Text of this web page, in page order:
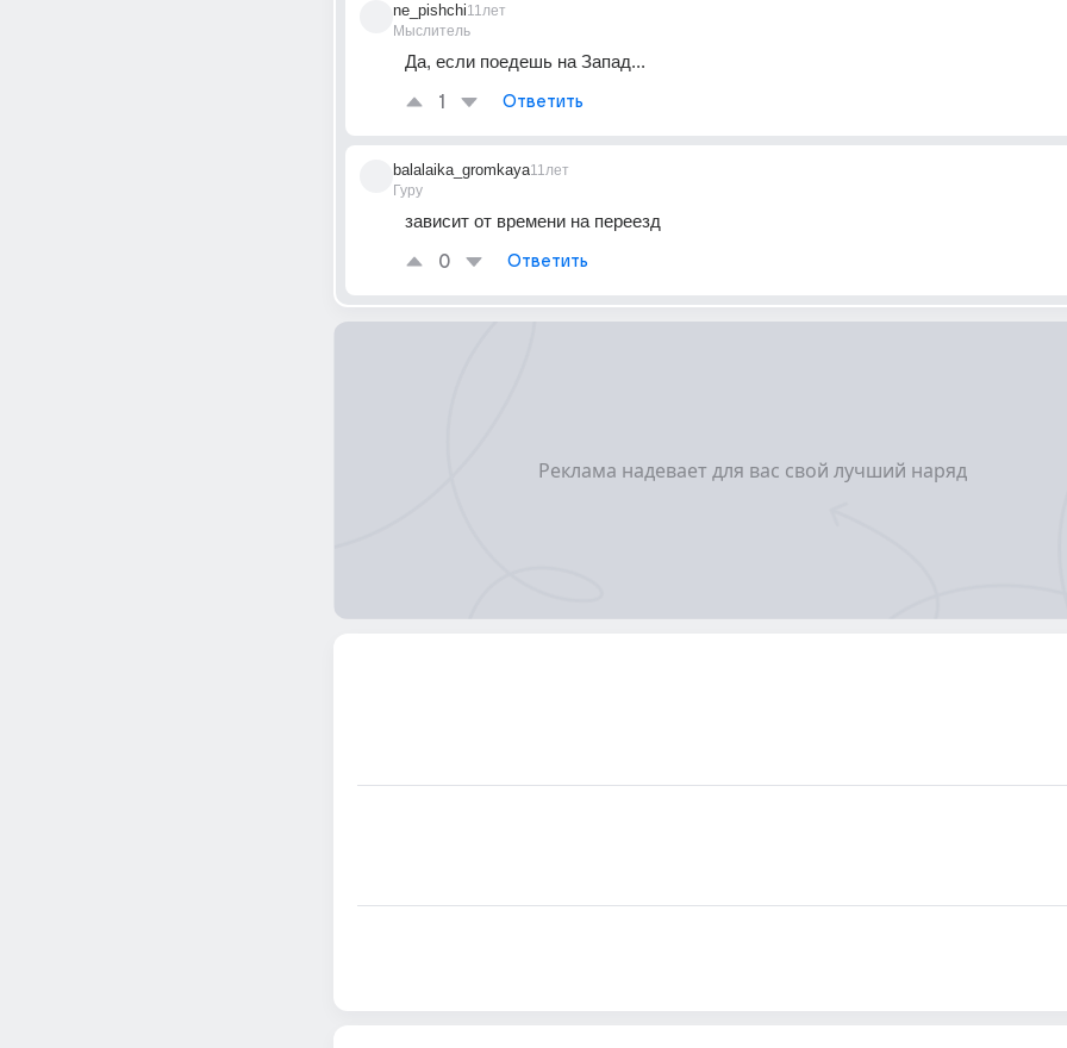
ne_pishchi
Мыслитель
11лет
Да, если поедешь на Запад...
1 Ответить
balalaika_gromkaya
Гуру
11лет
зависит от времени на переезд
0 Ответить